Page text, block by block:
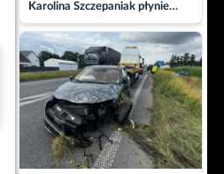
Karolina Szczepaniak płynie
przez Bałtyk dla Piotra.
Aktualizacja